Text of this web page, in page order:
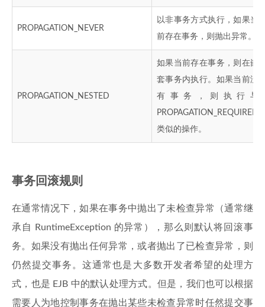
PROPAGATION_NEVER
以非事务方式执行，如果当
前存在事务，则抛出异常。
PROPAGATION_NESTED
如果当前存在事务，则在嵌
套事务内执行。如果当前没
有事务，则执行与
PROPAGATION_REQUIRED
类似的操作。
事务回滚规则
在通常情况下，如果在事务中抛出了未检查异常（通常继
承自 RuntimeException 的异常），那么则默认将回滚事
务。如果没有抛出任何异常，或者抛出了已检查异常，则
仍然提交事务。这通常也是大多数开发者希望的处理方
式，也是 EJB 中的默认处理方式。但是，我们也可以根据
需要人为地控制事务在抛出某些未检查异常时任然提交事